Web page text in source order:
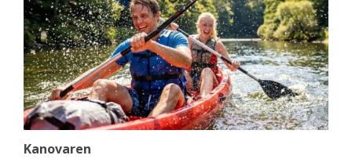
Kanovaren